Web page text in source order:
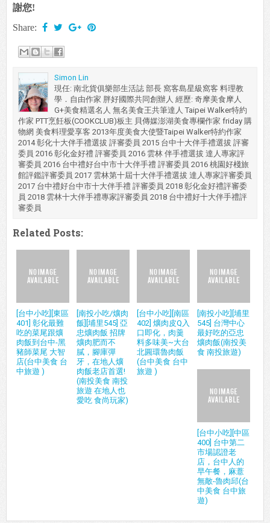
謝您!
Share:
Simon Lin
現任: 南北貨俱樂部生活誌 部長 窩客島星級窩客 料理教
學．自由作家 胖好國際共同創辦人 經歷: 奇摩美食摩人
G+美食精選名人 無名美食王共筆達人 Taipei Walker特約
作家 PTT烹飪板(COOKCLUB)板主 貝傳媒澎湖美食專欄作家 friday 購
物網 美食料理愛享客 2013年度美食大使暨Taipei Walker特約作家
2014 彰化十大伴手禮選拔 評審委員 2015 台中十大伴手禮選拔 評審
委員 2016 彰化金好禮 評審委員 2016 雲林 伴手禮選拔 達人專家評
審委員 2016 台中禮好台中市十大伴手禮 評審委員 2016 桃園好棧旅
館評鑑評審委員 2017 雲林第十屆十大伴手禮選拔 達人專家評審委員
2017 台中禮好台中市十大伴手禮 評審委員 2018 彰化金好禮評審委
員 2018 雲林十大伴手禮專家評審委員 2018 台中禮好十大伴手禮評
審委員
Related Posts:
[台中小吃][東區
401] 彰化最難
吃的菜尾跟爌
肉飯到台中-黑
豬師菜尾 大智
店(台中美食 台
中旅遊 )
[南投小吃/爌肉
飯][埔里545] 亞
忠爌肉飯 招牌
爌肉肥而不
膩，腳庫彈
牙，在地人爌
肉飯老店首選!
(南投美食 南投
旅遊 在地人也
愛吃 食尚玩家)
[台中小吃][南區
402] 爌肉皮Q入
口即化，肉羹
料多味美~大台
北圓環魯肉飯
(台中美食 台中
旅遊 )
[南投小吃][埔里
545] 台灣中心
最好吃的亞忠
爌肉飯(南投美
食 南投旅遊)
[台中小吃][中區
400] 台中第二
市場認證老
店，台中人的
早午餐，麻薏
無敵-魯肉邱(台
中美食 台中旅
遊)